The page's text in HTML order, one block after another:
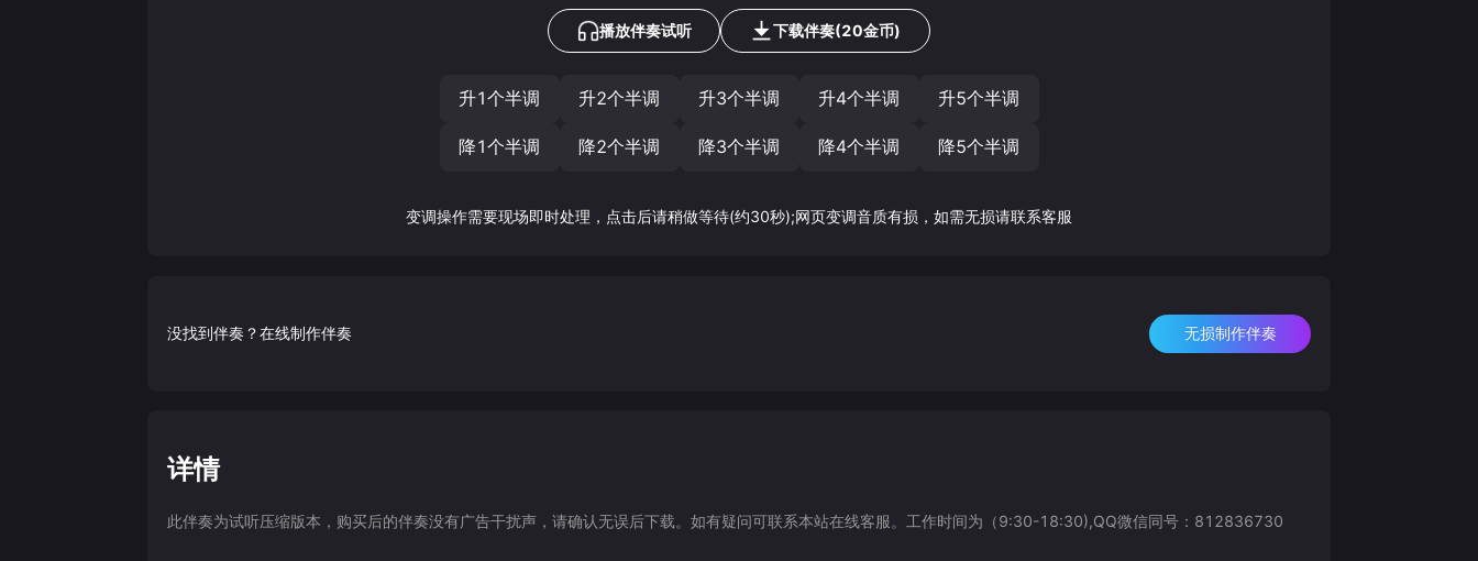
播放伴奏试听 下载伴奏(20金币)
升1个半调 升2个半调 升3个半调 升4个半调 升5个半调
降1个半调 降2个半调 降3个半调 降4个半调 降5个半调
变调操作需要现场即时处理，点击后请稍做等待(约30秒);网页变调音质有损，如需无损请联系客服
没找到伴奏？在线制作伴奏 无损制作伴奏
详情
此伴奏为试听压缩版本，购买后的伴奏没有广告干扰声，请确认无误后下载。如有疑问可联系本站在线客服。工作时间为（9:30-18:30),QQ微信同号：812836730